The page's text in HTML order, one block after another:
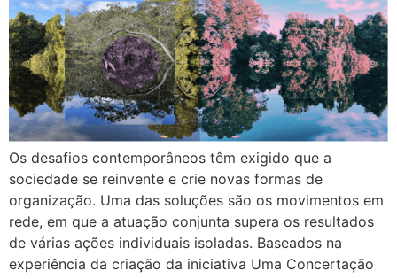
Os desafios contemporâneos têm exigido que a
sociedade se reinvente e crie novas formas de
organização. Uma das soluções são os movimentos em
rede, em que a atuação conjunta supera os resultados
de várias ações individuais isoladas. Baseados na
experiência da criação da iniciativa Uma Concertação